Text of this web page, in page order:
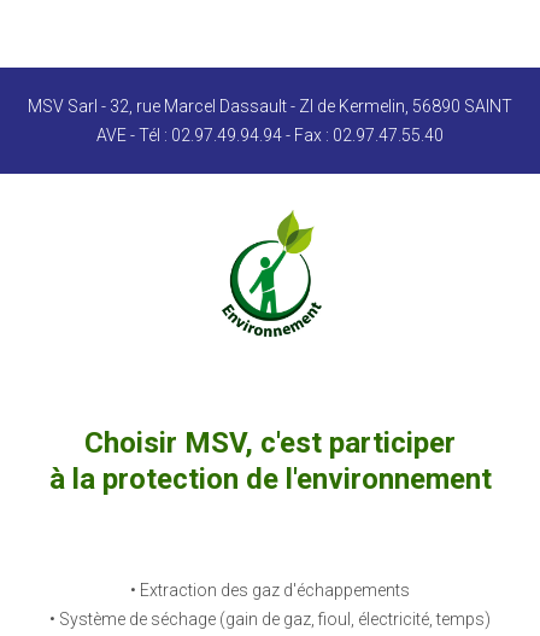
MSV Sarl - 32, rue Marcel Dassault - ZI de Kermelin, 56890 SAINT
AVE - Tél : 02.97.49.94.94 - Fax : 02.97.47.55.40
Choisir MSV, c'est participer
à la protection de l'environnement
• Extraction des gaz d'échappements
• Système de séchage (gain de gaz, fioul, électricité, temps)